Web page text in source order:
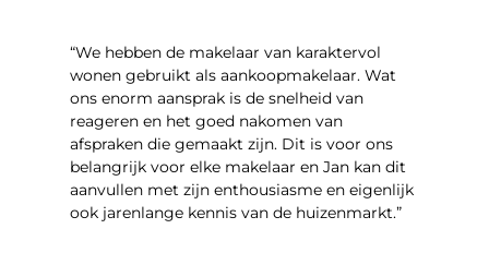
“We hebben de makelaar van karaktervol
wonen gebruikt als aankoopmakelaar. Wat
ons enorm aansprak is de snelheid van
reageren en het goed nakomen van
afspraken die gemaakt zijn. Dit is voor ons
belangrijk voor elke makelaar en Jan kan dit
aanvullen met zijn enthousiasme en eigenlijk
ook jarenlange kennis van de huizenmarkt.”